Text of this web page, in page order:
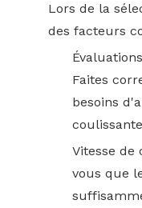
Lors de la
des facteurs
Faites
besoins
Vitesse de
vous que